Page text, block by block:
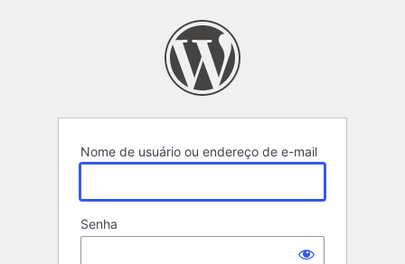
Nome de usuário ou endereço de e-mail
Senha